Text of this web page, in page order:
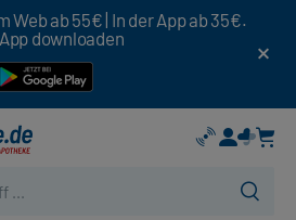
Web ab 55€ | In der App ab 35€.
downloaden